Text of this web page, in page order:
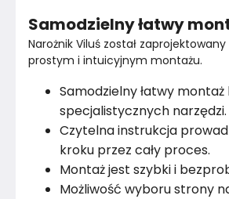
Samodzielny łatwy
Narożnik Viluś został
prostym i intuicyjnym montażu.
Samodzielny łatwy
specjalistycznych narzędzi.
Czytelna instrukcja
kroku przez cały proces.
Montaż jest szybki i
Możliwość wyboru strony